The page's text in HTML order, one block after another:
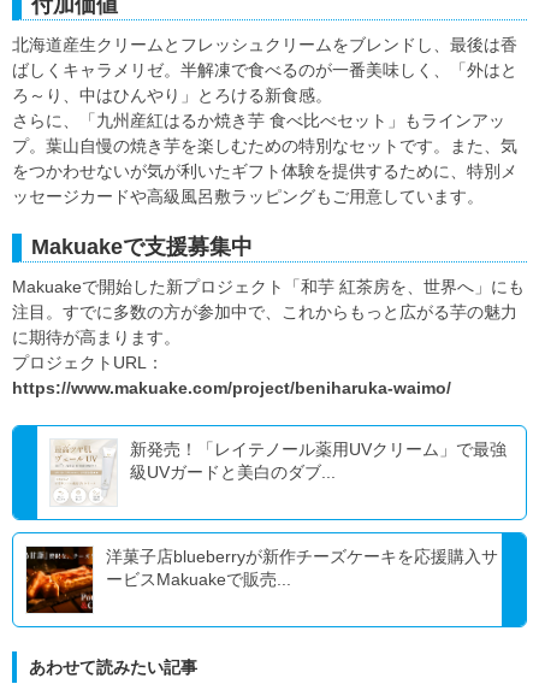
付加価値
北海道産生クリームとフレッシュクリームをブレンドし、最後は香
ばしくキャラメリゼ。半解凍で食べるのが一番美味しく、「外はと
ろ～り、中はひんやり」とろける新食感。
さらに、「九州産紅はるか焼き芋 食べ比べセット」もラインアッ
プ。葉山自慢の焼き芋を楽しむための特別なセットです。また、気
をつかわせないが気が利いたギフト体験を提供するために、特別メ
ッセージカードや高級風呂敷ラッピングもご用意しています。
Makuakeで支援募集中
Makuakeで開始した新プロジェクト「和芋 紅茶房を、世界へ」にも
注目。すでに多数の方が参加中で、これからもっと広がる芋の魅力
に期待が高まります。
プロジェクトURL：
https://www.makuake.com/project/beniharuka-waimo/
新発売！「レイテノール薬用UVクリーム」で最強
級UVガードと美白のダブ...
洋菓子店blueberryが新作チーズケーキを応援購入サ
ービスMakuakeで販売...
あわせて読みたい記事